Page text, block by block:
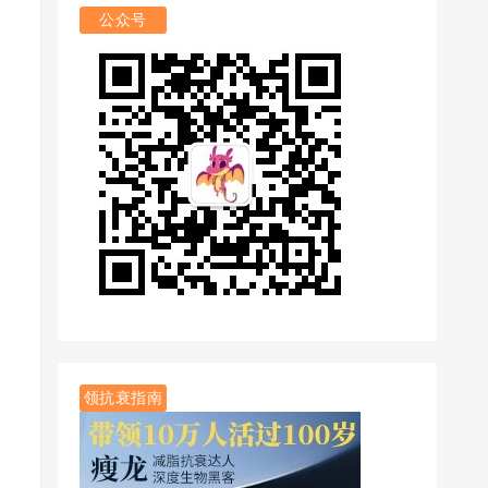
公众号
领抗衰指南